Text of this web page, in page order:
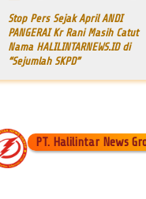
Stop Pers Sejak April ANDI
PANGERAI Kr Rani Masih Catut
Nama HALILINTARNEWS.ID di
“Sejumlah SKPD”
PT. Halilintar News